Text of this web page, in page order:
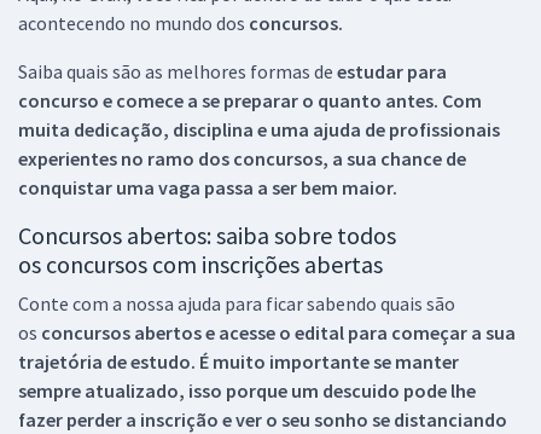
acontecendo no mundo dos concursos.
Saiba quais são as melhores formas de estudar para
concurso e comece a se preparar o quanto antes. Com
muita dedicação, disciplina e uma ajuda de profissionais
experientes no ramo dos concursos, a sua chance de
conquistar uma vaga passa a ser bem maior.
Concursos abertos: saiba sobre todos
os concursos com inscrições abertas
Conte com a nossa ajuda para ficar sabendo quais são
os concursos abertos e acesse o edital para começar a sua
trajetória de estudo. É muito importante se manter
sempre atualizado, isso porque um descuido pode lhe
fazer perder a inscrição e ver o seu sonho se distanciando